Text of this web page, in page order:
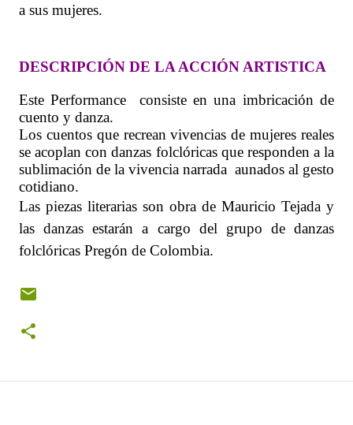
a sus mujeres.
DESCRIPCIÓN DE LA ACCIÓN ARTISTICA
Este Performance
consiste en una imbricación de
cuento y danza.
Los cuentos que recrean vivencias de mujeres reales
se acoplan con danzas folclóricas que responden a la
sublimación de la vivencia narrada aunados al gesto
cotidiano.
Las piezas literarias son obra de Mauricio Tejada y
las danzas estarán a cargo del grupo de danzas
folclóricas Pregón de Colombia.